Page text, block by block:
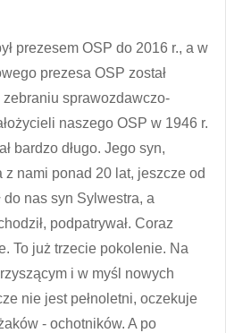
prezesem OSP do 2016 r., a w
prezesa OSP został
sprawozdawczo-
naszego OSP w 1946 r.
bardzo długo. Jego syn,
z nami ponad 20 lat, jeszcze od
do nas syn Sylwestra, a
podpatrywał. Coraz
To już trzecie pokolenie. Na
i w myśl nowych
nie jest pełnoletni, oczekuje
- ochotników. A po